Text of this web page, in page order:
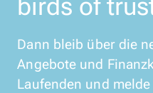
birds of
Dann bleib über die
Angebote und
Laufenden und